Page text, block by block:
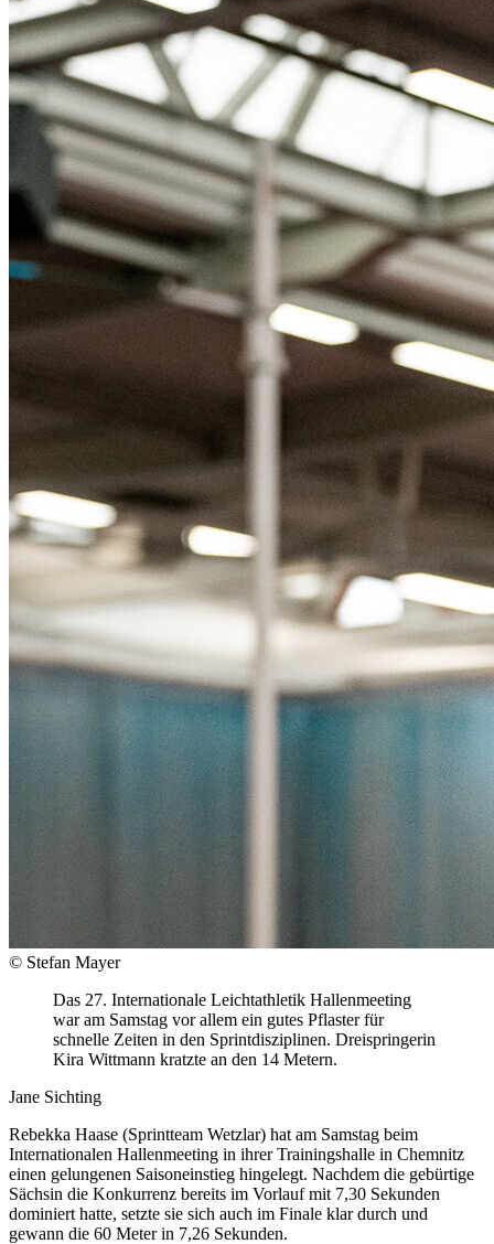
© Stefan Mayer
Das 27. Internationale Leichtathletik Hallenmeeting
war am Samstag vor allem ein gutes Pflaster für
schnelle Zeiten in den Sprintdisziplinen. Dreispringerin
Kira Wittmann kratzte an den 14 Metern.
Jane Sichting
Rebekka Haase (Sprintteam Wetzlar) hat am Samstag beim
Internationalen Hallenmeeting in ihrer Trainingshalle in Chemnitz
einen gelungenen Saisoneinstieg hingelegt. Nachdem die gebürtige
Sächsin die Konkurrenz bereits im Vorlauf mit 7,30 Sekunden
dominiert hatte, setzte sie sich auch im Finale klar durch und
gewann die 60 Meter in 7,26 Sekunden.